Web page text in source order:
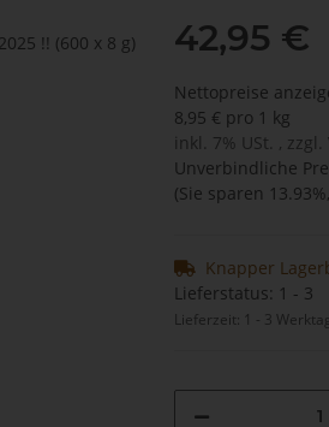
42,95 €
Nettopreise
8,95 € pro 1 kg
inkl. 7% USt. , zzgl.
Unverbindliche
(Sie sparen 13.93%
Knapper
Lieferstatus: 1 - 3
Lieferzeit: 1 - 3